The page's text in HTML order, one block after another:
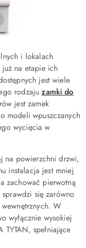
i lokalach
już na etapie ich
jest wiele
rodzajuzamki do
jest zamek
modeli wpuszczanych
wycięcia w
na powierzchni drzwi,
instalacja jest mniej
zachować pierwotną
sprawdzi się zarówno
W
wyłącznie wysokiej
spełniające